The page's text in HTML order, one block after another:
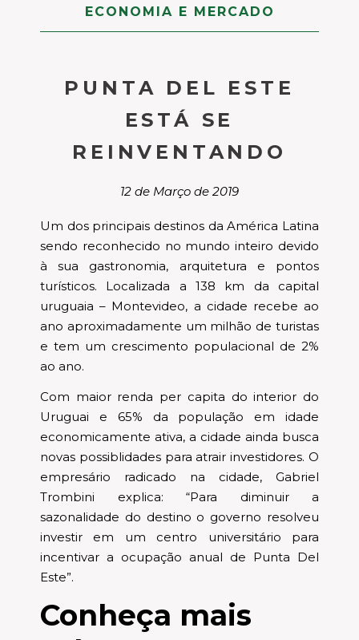
ECONOMIA E MERCADO
PUNTA DEL ESTE
ESTÁ SE
REINVENTANDO
12 de Março de 2019
Um dos principais destinos da América Latina
sendo reconhecido no mundo inteiro devido
à sua gastronomia, arquitetura e pontos
turísticos. Localizada a 138 km da capital
uruguaia – Montevideo, a cidade recebe ao
ano aproximadamente um milhão de turistas
e tem um crescimento populacional de 2%
ao ano.
Com maior renda per capita do interior do
Uruguai e 65% da população em idade
economicamente ativa, a cidade ainda busca
novas possiblidades para atrair investidores. O
empresário radicado na cidade, Gabriel
Trombini explica: “Para diminuir a
sazonalidade do destino o governo resolveu
investir em um centro universitário para
incentivar a ocupação anual de Punta Del
Este”.
Conheça mais